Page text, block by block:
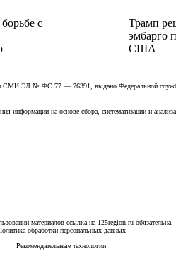
с
Трамп
эмбарго
США
СМИ ЭЛ № ФС 77 — 76391, выдано Федеральной
информации на основе сбора, систематизации и
материалов ссылка на 125region.ru обязательна.
обработки персональных данных
Рекомендательные технологии